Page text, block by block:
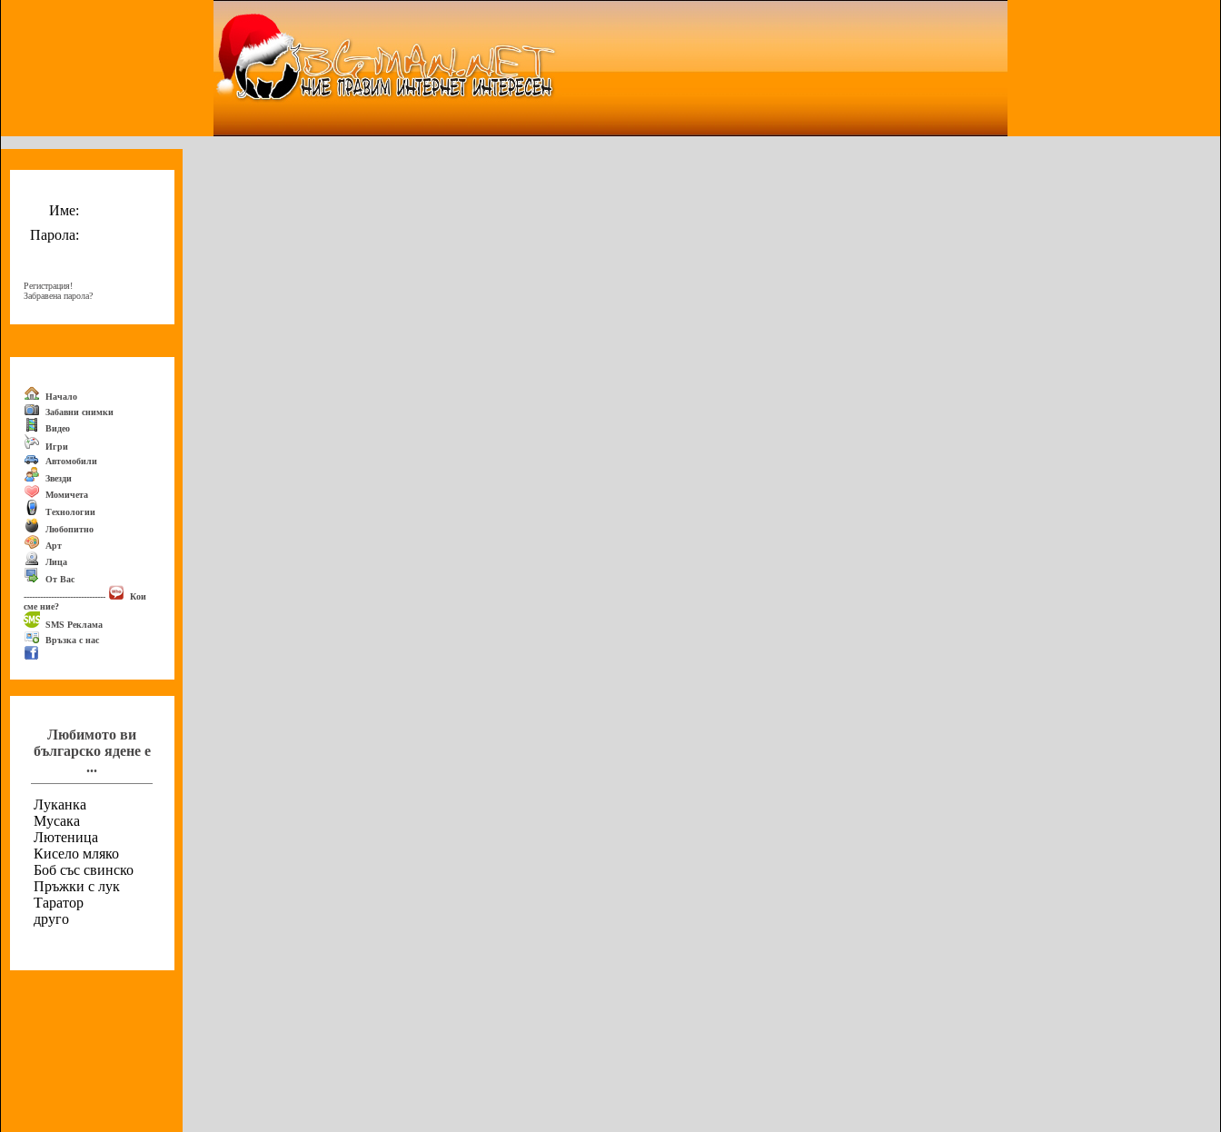
Име:
Парола:
Регистрация!
Забравена парола?
Начало
Забавни снимки
Видео
Игри
Автомобили
Звезди
Момичета
Технологии
Любопитно
Арт
Лица
От Вас
------------------------------
Кои
сме ние?
SMS Реклама
Връзка с нас
Любимото ви
българско ядене е
...
Луканка
Мусака
Лютеница
Кисело мляко
Боб със свинско
Пръжки с лук
Таратор
друго